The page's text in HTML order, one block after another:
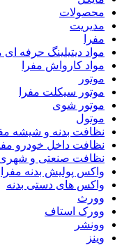
محصولات
مدیریت
مفرا
مواد دیتیلینگ حرفه ای
مواد کارواش مفرا
موتور
موتور سیکلت مفرا
موتور شوی
موتول
نظافت بدنه و شیشه
نظافت داخل خودرو
نظافت صنعتی و شهری
واکس پولیش بدنه مفرا
واکس های دستی بدنه
وورث
وورک استاف
وونشر
وینز